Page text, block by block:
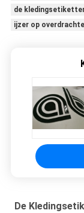
de
ijzer op
De